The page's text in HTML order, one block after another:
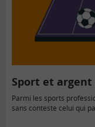
Sport et
Parmi les sports
sans conteste celui qui